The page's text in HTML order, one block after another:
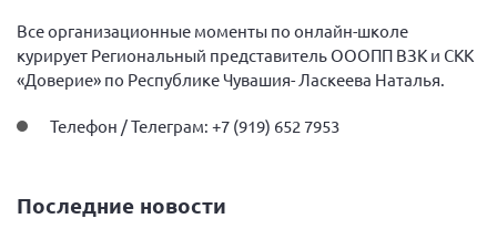
Письма и официальные ответы
Все организационные моменты по онлайн-школе
курирует Региональный представитель ОООПП ВЗК и СКК
«Доверие» по Республике Чувашия- Ласкеева Наталья.
Телефон / Телеграм: +7 (919) 652 7953
Последние новости